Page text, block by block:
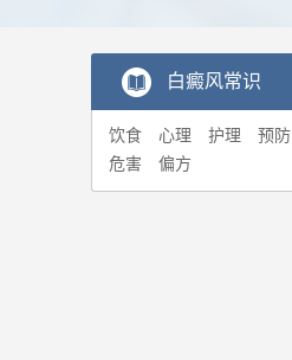
白癜风常识
饮食 心理 护理
预防
危害
偏方